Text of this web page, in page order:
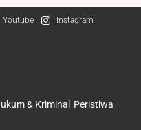
Youtube Instagram
& Kriminal
Peristiwa